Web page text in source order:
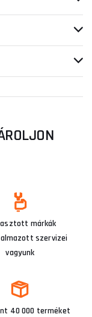
márkák
szervizei
vagyunk
40 000 terméket